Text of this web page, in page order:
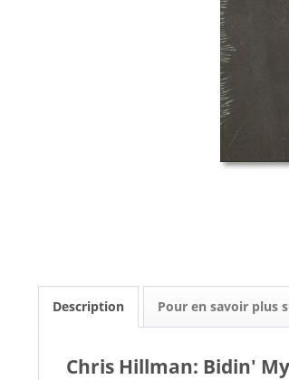
Description Pour en savoir plus
Chris Hillman: Bidin'